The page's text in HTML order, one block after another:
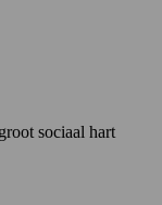
sociaal hart